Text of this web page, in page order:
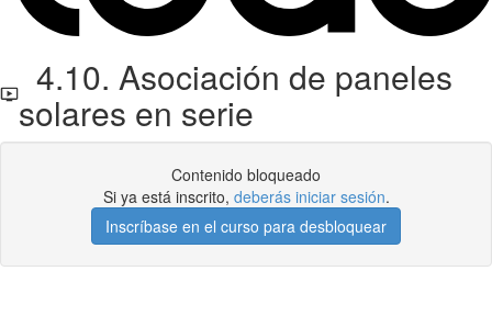
4.10. Asociación de paneles
solares en serie
Contenido bloqueado
Si ya está inscrito, deberás iniciar sesión.
Inscríbase en el curso para desbloquear